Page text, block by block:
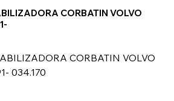
CORBATIN VOLVO
CORBATIN VOLVO
034.170